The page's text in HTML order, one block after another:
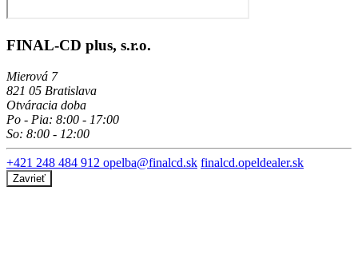
FINAL-CD plus, s.r.o.
Mierová 7
821 05 Bratislava
Otváracia doba
Po - Pia: 8:00 - 17:00
So: 8:00 - 12:00
+421 248 484 912 opelba@finalcd.sk finalcd.opeldealer.sk
Zavrieť